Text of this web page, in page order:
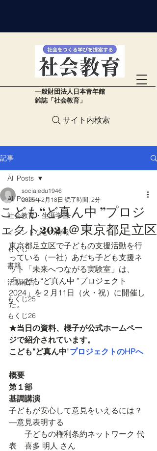
​一般財団法人日本青年館
雑誌「社会教育」
サイト内検索
記事
All Posts
社会教育・生涯学習
イベントなどの情報
もくじ
書籍
活動報告
もくじ25
もくじ26
All Posts
こども“ど真ん中 ”プロジ
ェクト2024＠東京都足立区
socialedu1946
2025年2月18日 読了時間: 2分
東京都足立区で子どもの支援活動を行
っている（一社）あだち子ども支援ネ
ット「未来へつながる実験室」は、
「こども“ど真ん中 ”プロジェクト
2024」を２月11日（火・祝）に開催し
た。
★当日の資料、様子が公式ホームペー
ジで紹介されています。
こども“ど真ん中”プロジェクトのHPへ
概要
第１部
基調講演
子どもが安心して意見をいえるには？
―意見表明する
子どもの権利条約ネットワーク 代
表　喜多 明人 さん